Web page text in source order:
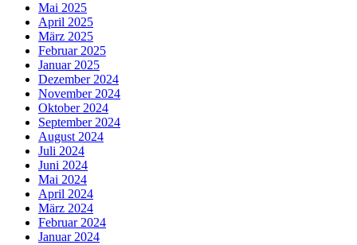
Mai 2025
April 2025
März 2025
Februar 2025
Januar 2025
Dezember 2024
November 2024
Oktober 2024
September 2024
August 2024
Juli 2024
Juni 2024
Mai 2024
April 2024
März 2024
Februar 2024
Januar 2024